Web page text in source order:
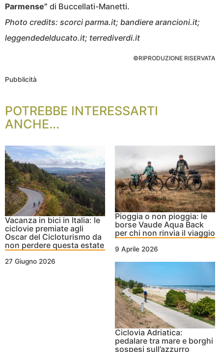
Parmense” di Buccellati-Manetti.
Photo credits: scorci parma.it; bandiere arancioni.it;
leggendedelducato.it; terrediverdi.it
©RIPRODUZIONE RISERVATA
Pubblicità
POTREBBE INTERESSARTI
ANCHE...
Vacanza in bici in Italia: le
ciclovie premiate agli
Oscar del Cicloturismo da
non perdere questa estate
27 Giugno 2026
Pioggia o non pioggia: le
borse Vaude Aqua Back
per chi non rinvia il viaggio
9 Aprile 2026
Ciclovia Adriatica:
pedalare tra mare e borghi
sospesi sull’azzurro